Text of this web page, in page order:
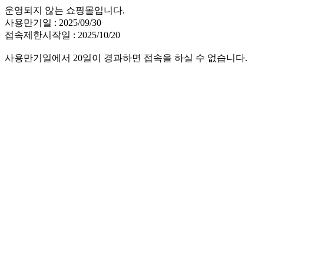
운영되지 않는 쇼핑몰입니다.
사용만기일 : 2025/09/30
접속제한시작일 : 2025/10/20
사용만기일에서 20일이 경과하면 접속을 하실 수 없습니다.